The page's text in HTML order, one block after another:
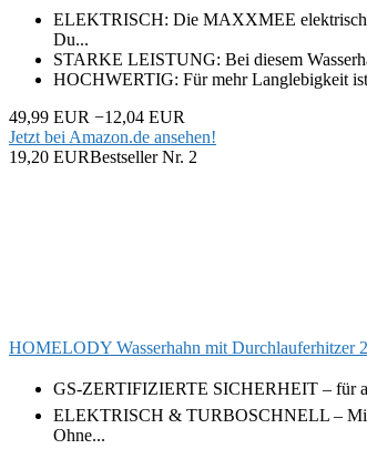
ELEKTRISCH: Die MAXXMEE elektrische
Du...
STARKE LEISTUNG: Bei diesem
HOCHWERTIG: Für mehr Langlebigkeit ist
49,99 EUR −12,04 EUR
Jetzt bei Amazon.de ansehen!
19,20 EURBestseller Nr. 2
HOMELODY Wasserhahn mit Durchlauferhitzer
GS-ZERTIFIZIERTE SICHERHEIT – für
ELEKTRISCH & TURBOSCHNELL – Mit
Ohne...